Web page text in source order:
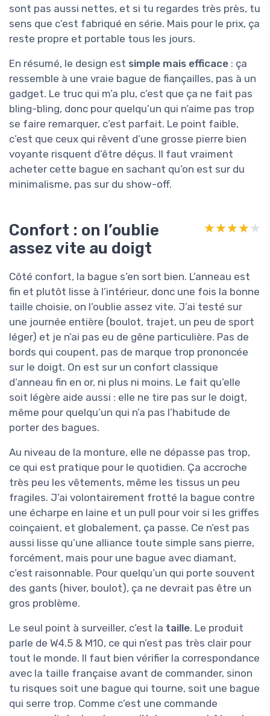
sont pas aussi nettes, et si tu regardes très près, tu
sens que c’est fabriqué en série. Mais pour le prix, ça
reste propre et portable tous les jours.
En résumé, le design est simple mais efficace : ça
ressemble à une vraie bague de fiançailles, pas à un
gadget. Le truc qui m’a plu, c’est que ça ne fait pas
bling-bling, donc pour quelqu’un qui n’aime pas trop
se faire remarquer, c’est parfait. Le point faible,
c’est que ceux qui rêvent d’une grosse pierre bien
voyante risquent d’être déçus. Il faut vraiment
acheter cette bague en sachant qu’on est sur du
minimalisme, pas sur du show-off.
Confort : on l’oublie
assez vite au doigt
★★★★★
★★★★★
Côté confort, la bague s’en sort bien. L’anneau est
fin et plutôt lisse à l’intérieur, donc une fois la bonne
taille choisie, on l’oublie assez vite. J’ai testé sur
une journée entière (boulot, trajet, un peu de sport
léger) et je n’ai pas eu de gêne particulière. Pas de
bords qui coupent, pas de marque trop prononcée
sur le doigt. On est sur un confort classique
d’anneau fin en or, ni plus ni moins. Le fait qu’elle
soit légère aide aussi : elle ne tire pas sur le doigt,
même pour quelqu’un qui n’a pas l’habitude de
porter des bagues.
Au niveau de la monture, elle ne dépasse pas trop,
ce qui est pratique pour le quotidien. Ça accroche
très peu les vêtements, même les tissus un peu
fragiles. J’ai volontairement frotté la bague contre
une écharpe en laine et un pull pour voir si les griffes
coinçaient, et globalement, ça passe. Ce n’est pas
aussi lisse qu’une alliance toute simple sans pierre,
forcément, mais pour une bague avec diamant,
c’est raisonnable. Pour quelqu’un qui porte souvent
des gants (hiver, boulot), ça ne devrait pas être un
gros problème.
Le seul point à surveiller, c’est la taille. Le produit
parle de W4.5 & M10, ce qui n’est pas très clair pour
tout le monde. Il faut bien vérifier la correspondance
avec la taille française avant de commander, sinon
tu risques soit une bague qui tourne, soit une bague
qui serre trop. Comme c’est une commande